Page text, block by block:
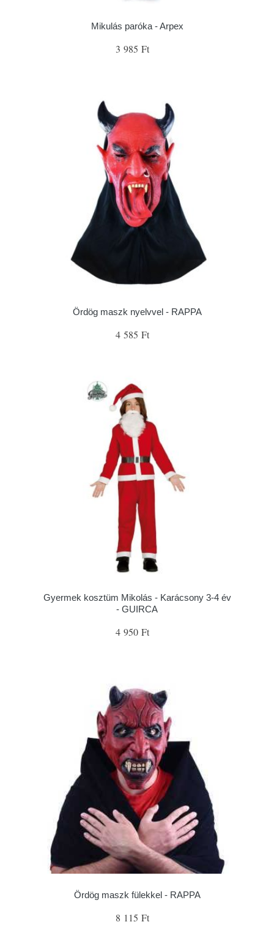
Mikulás paróka - Arpex
3 985 Ft
Ördög maszk nyelvvel - RAPPA
4 585 Ft
Gyermek kosztüm Mikolás - Karácsony 3-4 év
- GUIRCA
4 950 Ft
Ördög maszk fülekkel - RAPPA
8 115 Ft